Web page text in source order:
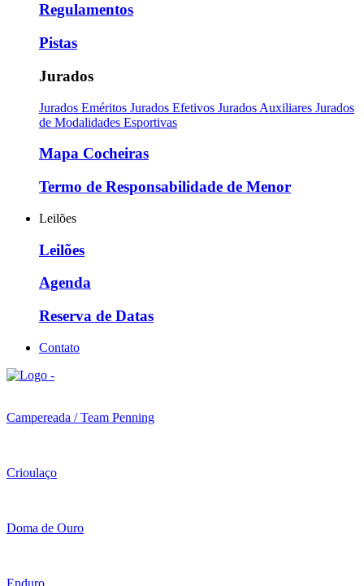
Regulamentos
Pistas
Jurados
Jurados Eméritos Jurados Efetivos Jurados Auxiliares Jurados
de Modalidades Esportivas
Mapa Cocheiras
Termo de Responsabilidade de Menor
Leilões
Leilões
Agenda
Reserva de Datas
Contato
Campereada / Team Penning
Crioulaço
Doma de Ouro
Enduro